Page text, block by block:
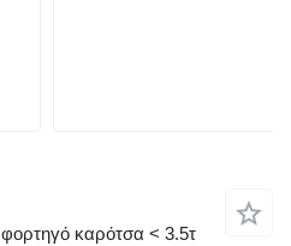
καρότσα < 3.5τ